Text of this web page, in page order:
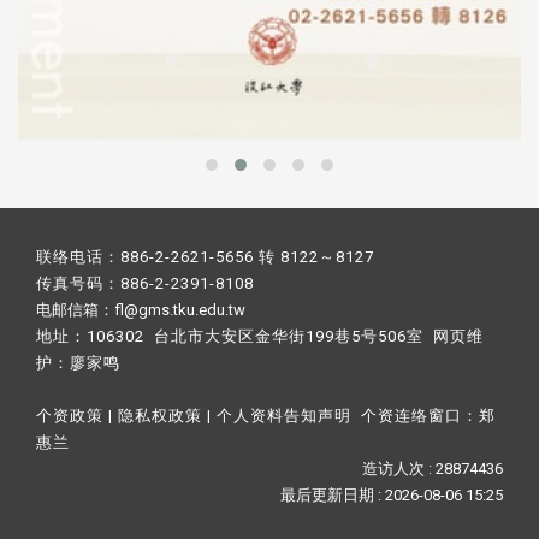
联络电话：886-2-2621-5656 转 8122～8127
传真号码：886-2-2391-8108
电邮信箱：fl@gms.tku.edu.tw
地址：106302 台北市大安区金华街199巷5号506室 网页维
护： 廖家鸣​
个资政策 | 隐私权政策 | 个人资料告知声明 个资连络窗口： 郑
惠兰
造访人次 : 28874436
最后更新日期 :2026-08-06 15:25